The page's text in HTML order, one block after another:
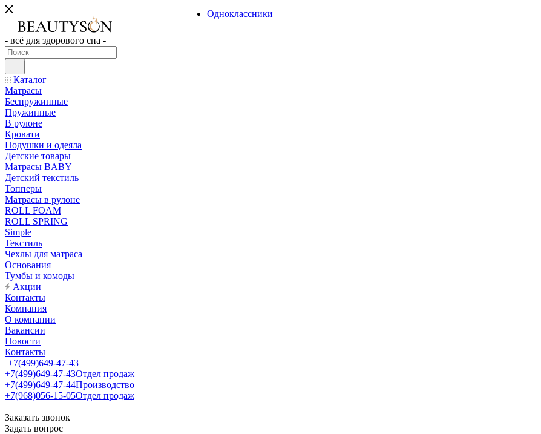
- всё для здорового сна -
Каталог
Матрасы
Беспружинные
Пружинные
В рулоне
Кровати
Подушки и одеяла
Детские товары
Матрасы BABY
Детский текстиль
Топперы
Матрасы в рулоне
ROLL FOAM
ROLL SPRING
Simple
Текстиль
Чехлы для матраса
Основания
Тумбы и комоды
Акции
Контакты
Компания
О компании
Вакансии
Новости
Контакты
+7(499)649-47-43
+7(499)649-47-43Отдел продаж
+7(499)649-47-44Производство
+7(968)056-15-05Отдел продаж
Заказать звонок
Задать вопрос
Одноклассники